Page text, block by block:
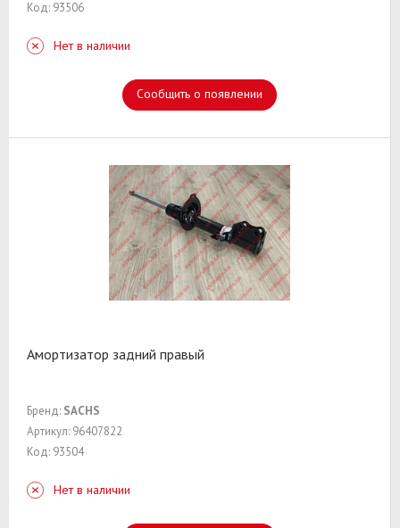
Код: 93506
Нет в наличии
Сообщить о появлении
Амортизатор задний правый
Бренд: SACHS
Артикул: 96407822
Код: 93504
Нет в наличии